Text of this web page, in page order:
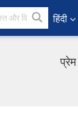
हिंदी